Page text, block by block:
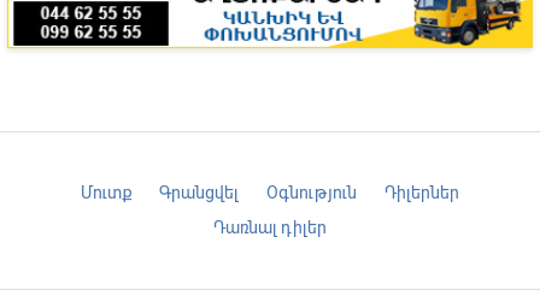
Մուտք Գրանցվել Օգնություն
Դիլերներ
Դառնալ դիլեր